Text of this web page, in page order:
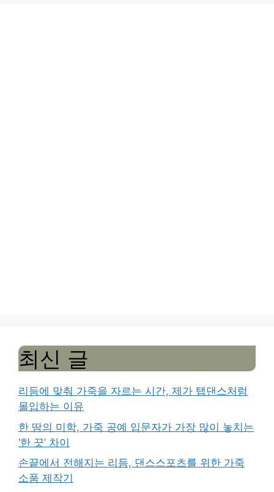
최신 글
리듬에 맞춰 가죽을 자르는 시간, 제가 탭댄스처럼
몰입하는 이유
한 땀의 미학, 가죽 공예 입문자가 가장 많이 놓치는
‘한 끗’ 차이
손끝에서 전해지는 리듬, 댄스스포츠를 위한 가죽
소품 제작기